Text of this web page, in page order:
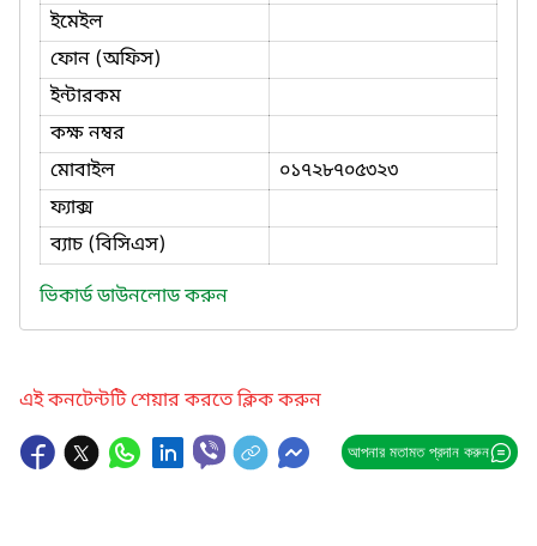
ইমেইল
ফোন (অফিস)
ইন্টারকম
কক্ষ নম্বর
মোবাইল
০১৭২৮৭০৫৩২৩
ফ্যাক্স
ব্যাচ (বিসিএস)
ভিকার্ড ডাউনলোড করুন
এই কনটেন্টটি শেয়ার করতে ক্লিক করুন
আপনার মতামত প্রদান করুন